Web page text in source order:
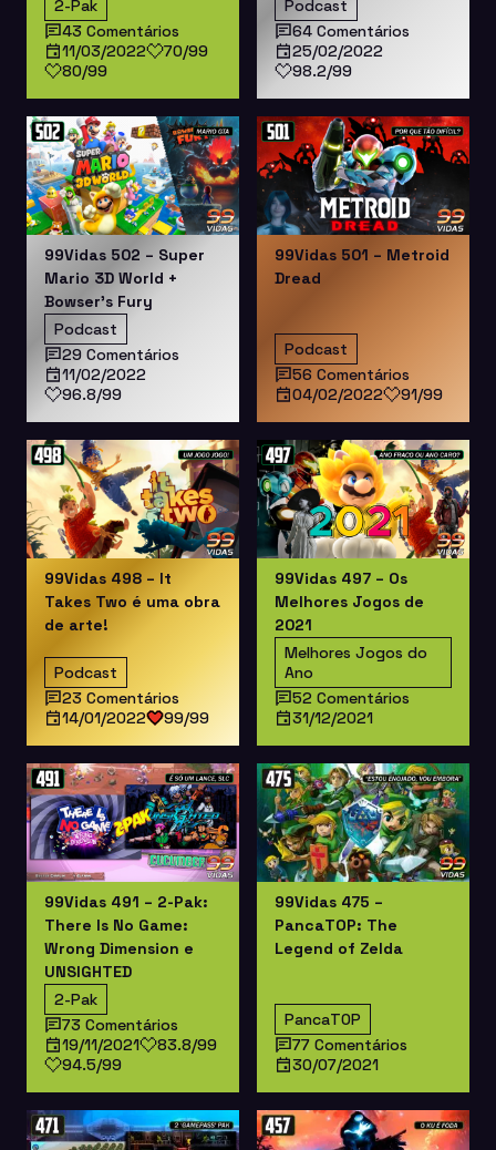
2-Pak
43 Comentários
11/03/2022
70/99
80/99
Podcast
64 Comentários
25/02/2022
98.2/99
99Vidas 502 – Super
Mario 3D World +
Bowser’s Fury
Podcast
29 Comentários
11/02/2022
96.8/99
99Vidas 501 – Metroid
Dread
Podcast
56 Comentários
04/02/2022
91/99
99Vidas 498 – It
Takes Two é uma obra
de arte!
Podcast
23 Comentários
14/01/2022
99/99
99Vidas 497 – Os
Melhores Jogos de
2021
Melhores Jogos do
Ano
52 Comentários
31/12/2021
99Vidas 491 – 2-Pak:
There Is No Game:
Wrong Dimension e
UNSIGHTED
2-Pak
73 Comentários
19/11/2021
83.8/99
94.5/99
99Vidas 475 –
PancaTOP: The
Legend of Zelda
PancaTOP
77 Comentários
30/07/2021